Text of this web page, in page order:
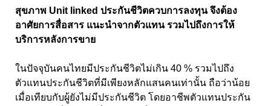
สุขภาพ Unit linked ประกันชีวิตควบการลงทุน จึงต้อง
อาศัยการสื่อสาร แนะนำจากตัวแทน รวมไปถึงการให้
บริการหลังการขาย
ในปัจจุบันคนไทยมีประกันชีวิตไม่เกิน 40 % รวมไปถึง
ตัวแทนประกันชีวิตที่มีเพียงหลักแสนคนเท่านั้น ถือว่าน้อย
เมื่อเทียบกับผู้ยังไม่มีประกันชีวิต โดยอาชีพตัวแทนประกัน